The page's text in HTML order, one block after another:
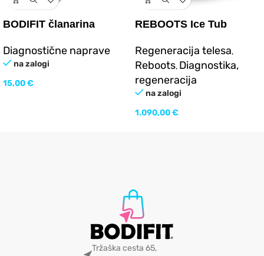
BODIFIT članarina
Diagnostične naprave
na zalogi
15,00€
REBOOTS Ice Tub
hladilnik za ledeno kopel
Regeneracija telesa,
Reboots, Diagnostika,
regeneracija
na zalogi
1.090,00€
Tržaška cesta 65,